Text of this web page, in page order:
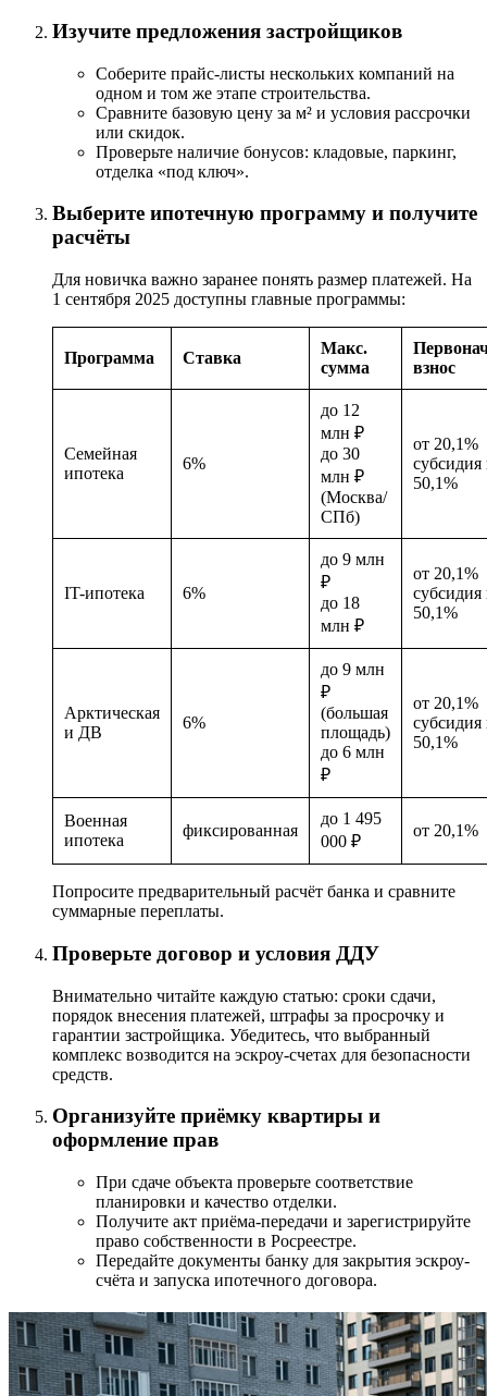
Изучите предложения застройщиков
Соберите прайс-листы нескольких компаний на
одном и том же этапе строительства.
Сравните базовую цену за м² и условия рассрочки
или скидок.
Проверьте наличие бонусов: кладовые, паркинг,
отделка «под ключ».
Выберите ипотечную программу и получите
расчёты
Для новичка важно заранее понять размер платежей. На
1 сентября 2025 доступны главные программы:
Программа Ставка
Макс.
сумма
взнос
Семейная
ипотека
6%
до 12
млн ₽
до 30
млн ₽
(Москва/
СПб)
от 20,1%
50,1%
IT-ипотека 6%
до 9 млн
₽
до 18
млн ₽
от 20,1%
50,1%
Арктическая
и ДВ
6%
до 9 млн
₽
(большая
площадь)
до 6 млн
₽
от 20,1%
50,1%
Военная
ипотека
фиксированная
до 1 495
000 ₽
от 20,1%
Попросите предварительный расчёт банка и сравните
суммарные переплаты.
Проверьте договор и условия ДДУ
Внимательно читайте каждую статью: сроки сдачи,
порядок внесения платежей, штрафы за просрочку и
гарантии застройщика. Убедитесь, что выбранный
комплекс возводится на эскроу-счетах для безопасности
средств.
Организуйте приёмку квартиры и
оформление прав
При сдаче объекта проверьте соответствие
планировки и качество отделки.
Получите акт приёма-передачи и зарегистрируйте
право собственности в Росреестре.
Передайте документы банку для закрытия эскроу-
счёта и запуска ипотечного договора.